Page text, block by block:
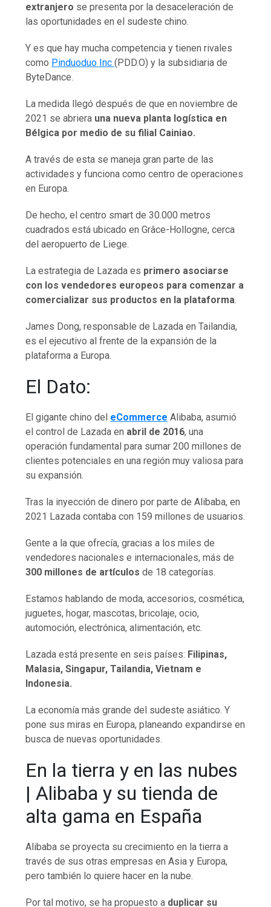
extranjero se presenta por la desaceleración de
las oportunidades en el sudeste chino.
Y es que hay mucha competencia y tienen rivales
como Pinduoduo Inc(PDD.O) y la subsidiaria de
ByteDance.
La medida llegó después de que en noviembre de
2021 se abriera una nueva planta logística en
Bélgica por medio de su filial Cainiao.
A través de esta se maneja gran parte de las
actividades y funciona como centro de operaciones
en Europa.
De hecho, el centro smart de 30.000 metros
cuadrados está ubicado en Grâce-Hollogne, cerca
del aeropuerto de Liege.
La estrategia de Lazada es primero asociarse
con los vendedores europeos para comenzar a
comercializar sus productos en la plataforma.
James Dong, responsable de Lazada en Tailandia,
es el ejecutivo al frente de la expansión de la
plataforma a Europa.
El Dato:
El gigante chino del eCommerce Alibaba, asumió
el control de Lazada en abril de 2016, una
operación fundamental para sumar 200 millones de
clientes potenciales en una región muy valiosa para
su expansión.
Tras la inyección de dinero por parte de Alibaba, en
2021 Lazada contaba con 159 millones de usuarios.
Gente a la que ofrecía, gracias a los miles de
vendedores nacionales e internacionales, más de
300 millones de artículos de 18 categorías.
Estamos hablando de moda, accesorios, cosmética,
juguetes, hogar, mascotas, bricolaje, ocio,
automoción, electrónica, alimentación, etc.
Lazada está presente en seis países: Filipinas,
Malasia,Singapur, Tailandia, Vietnam e
Indonesia.
La economía más grande del sudeste asiático. Y
pone sus miras en Europa, planeando expandirse en
busca de nuevas oportunidades.
En la tierra y en las nubes
| Alibaba y su tienda de
alta gama en España
Alibaba se proyecta su crecimiento en la tierra a
través de sus otras empresas en Asia y Europa,
pero también lo quiere hacer en la nube.
Por tal motivo, se ha propuesto a duplicar su